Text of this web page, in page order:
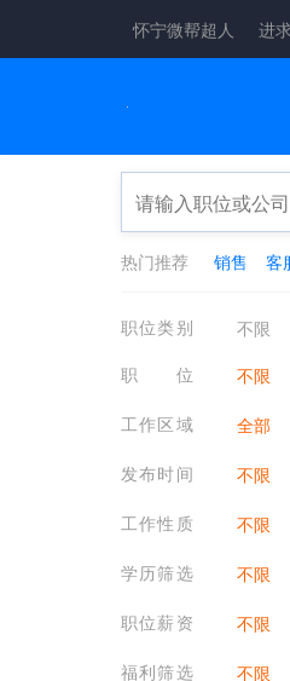
怀宁微帮超人 进
热门推荐 销售 客
职位类别 不限
工厂工
职位
不限
工作区域
全部
发布时间
不限
工作性质
不限
学历筛选
不限
职位薪资
不限
福利筛选
不限